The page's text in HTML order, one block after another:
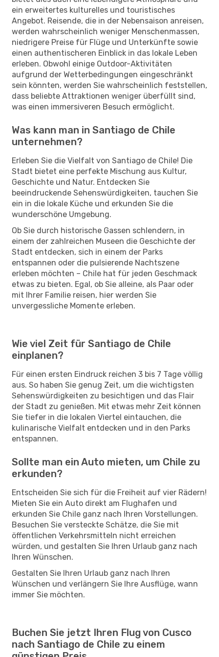
ein erweitertes kulturelles und touristisches
Angebot. Reisende, die in der Nebensaison anreisen,
werden wahrscheinlich weniger Menschenmassen,
niedrigere Preise für Flüge und Unterkünfte sowie
einen authentischeren Einblick in das lokale Leben
erleben. Obwohl einige Outdoor-Aktivitäten
aufgrund der Wetterbedingungen eingeschränkt
sein könnten, werden Sie wahrscheinlich feststellen,
dass beliebte Attraktionen weniger überfüllt sind,
was einen immersiveren Besuch ermöglicht.
Was kann man in Santiago de Chile
unternehmen?
Erleben Sie die Vielfalt von Santiago de Chile! Die
Stadt bietet eine perfekte Mischung aus Kultur,
Geschichte und Natur. Entdecken Sie
beeindruckende Sehenswürdigkeiten, tauchen Sie
ein in die lokale Küche und erkunden Sie die
wunderschöne Umgebung.
Ob Sie durch historische Gassen schlendern, in
einem der zahlreichen Museen die Geschichte der
Stadt entdecken, sich in einem der Parks
entspannen oder die pulsierende Nachtszene
erleben möchten – Chile hat für jeden Geschmack
etwas zu bieten. Egal, ob Sie alleine, als Paar oder
mit Ihrer Familie reisen, hier werden Sie
unvergessliche Momente erleben.
Wie viel Zeit für Santiago de Chile
einplanen?
Für einen ersten Eindruck reichen 3 bis 7 Tage völlig
aus. So haben Sie genug Zeit, um die wichtigsten
Sehenswürdigkeiten zu besichtigen und das Flair
der Stadt zu genießen. Mit etwas mehr Zeit können
Sie tiefer in die lokalen Viertel eintauchen, die
kulinarische Vielfalt entdecken und in den Parks
entspannen.
Sollte man ein Auto mieten, um Chile zu
erkunden?
Entscheiden Sie sich für die Freiheit auf vier Rädern!
Mieten Sie ein Auto direkt am Flughafen und
erkunden Sie Chile ganz nach Ihren Vorstellungen.
Besuchen Sie versteckte Schätze, die Sie mit
öffentlichen Verkehrsmitteln nicht erreichen
würden, und gestalten Sie Ihren Urlaub ganz nach
Ihren Wünschen.
Gestalten Sie Ihren Urlaub ganz nach Ihren
Wünschen und verlängern Sie Ihre Ausflüge, wann
immer Sie möchten.
Buchen Sie jetzt Ihren Flug von Cusco
nach Santiago de Chile zu einem